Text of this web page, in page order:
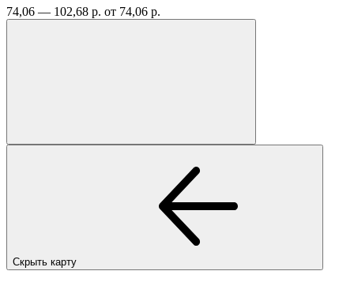
74,06 — 102,68 р. от 74,06 р.
Скрыть карту